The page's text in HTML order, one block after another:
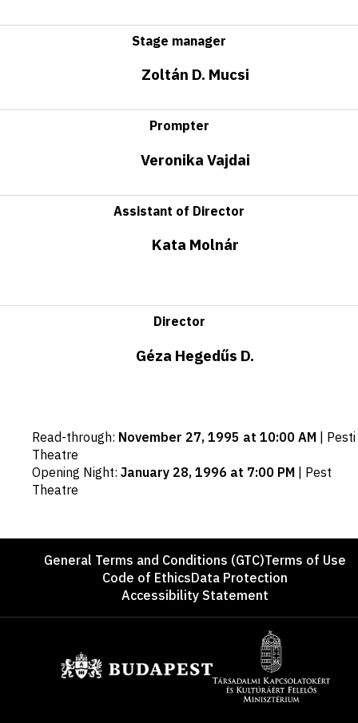
Stage manager
Zoltán D. Mucsi
Prompter
Veronika Vajdai
Assistant of Director
Kata Molnár
Director
Géza Hegedűs D.
Important
dates
Read-through: November 27, 1995 at 10:00 AM
Pesti
Theatre
Opening Night: January 28, 1996 at 7:00 PM
Pest
Theatre
FooterGeneral Terms and Conditions (GTC)Terms of Use
Code of EthicsData Protection
Accessibility Statement